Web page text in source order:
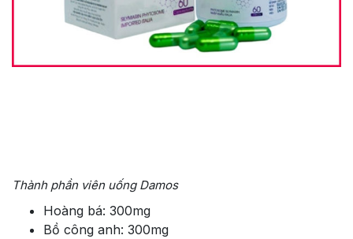
Thành phần viên uống Damos
Hoàng bá: 300mg
Bồ công anh: 300mg